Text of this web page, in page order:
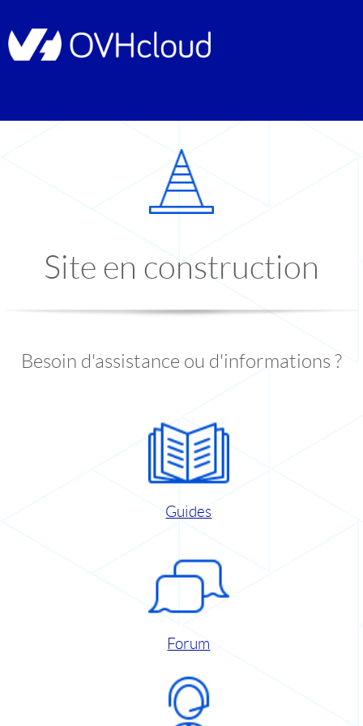
Site en construction
Besoin d'assistance ou d'informations ?
Guides
Forum